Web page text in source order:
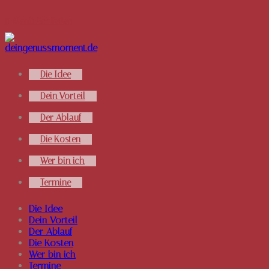
springen
Die Idee
Dein Vorteil
Der Ablauf
Die Kosten
Wer bin ich
Termine
Die Idee
Dein Vorteil
Der Ablauf
Die Kosten
Wer bin ich
Termine